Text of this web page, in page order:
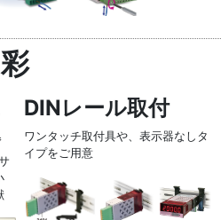
DINレール取付
ワンタッチ取付具や、表示器なしタ
イプをご用意